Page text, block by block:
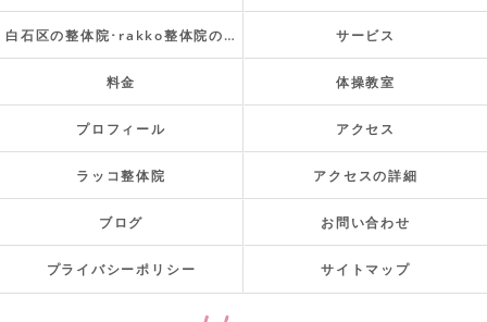
白石区の整体院･rakko整体院のお客様の声 サービス
料金 体操教室
プロフィール アクセス
ラッコ整体院 アクセスの詳細
ブログ お問い合わせ
プライバシーポリシー サイトマップ